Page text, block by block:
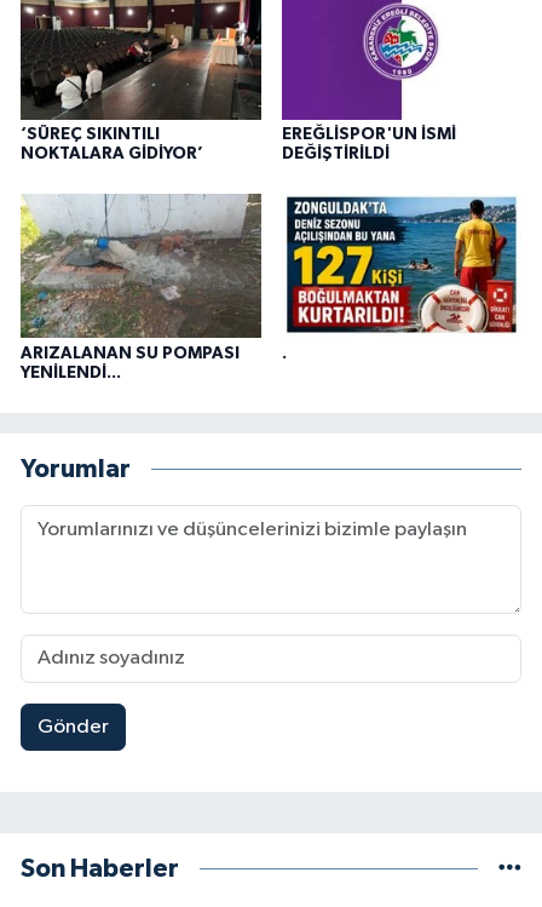
‘SÜREÇ SIKINTILI
NOKTALARA GİDİYOR’
EREĞLİSPOR'UN İSMİ
DEĞİŞTİRİLDİ
ARIZALANAN SU POMPASI
YENİLENDİ...
.
Yorumlar
Gönder
Son Haberler